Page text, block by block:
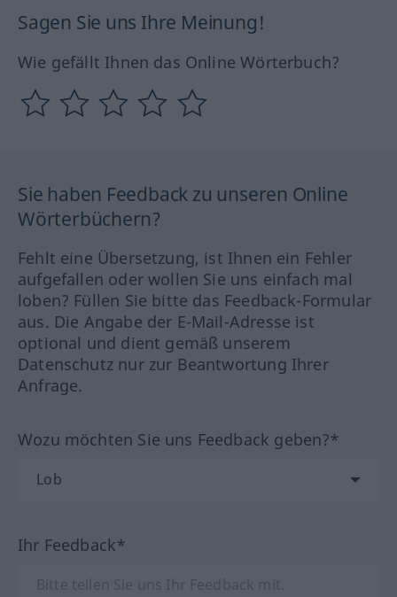
Sagen Sie uns Ihre Meinung!
Wie gefällt Ihnen das Online Wörterbuch?
Sie haben Feedback zu unseren Online
Wörterbüchern?
Fehlt eine Übersetzung, ist Ihnen ein Fehler
aufgefallen oder wollen Sie uns einfach mal
loben? Füllen Sie bitte das Feedback-Formular
aus. Die Angabe der E-Mail-Adresse ist
optional und dient gemäß unserem
Datenschutz nur zur Beantwortung Ihrer
Anfrage.
Wozu möchten Sie uns Feedback geben?*
Ihr Feedback*